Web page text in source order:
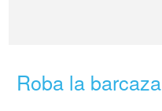
Roba la barcaza